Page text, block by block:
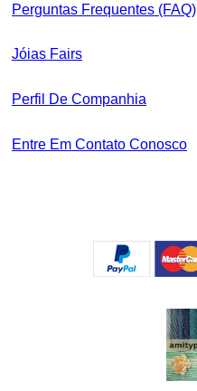
Perguntas Frequentes (FAQ)
Jóias Fairs
Perfil De Companhia
Entre Em Contato Conosco